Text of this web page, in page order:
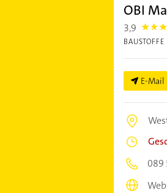
OBI
3,9 3.9
BAUSTOFFE
E-Mail
089